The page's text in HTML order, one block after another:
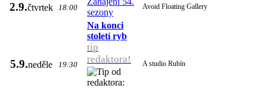
2.9.čtvrtek 18:00
sezony
Avoid Floating Gallery
5.9.neděle 19:30
Na konci
století ryb
tip
redaktora!
A studio Rubín